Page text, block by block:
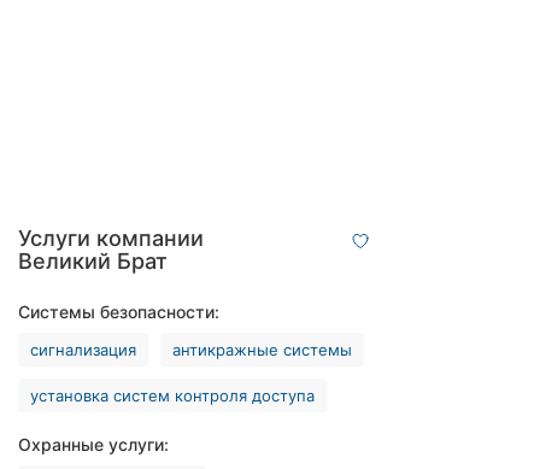
Хмельницкий
Одесса
Кропивницкий
Киев
Услуги компании
Великий Брат
Системы безопасности:
сигнализация антикражные системы
установка систем контроля доступа
Охранные услуги: